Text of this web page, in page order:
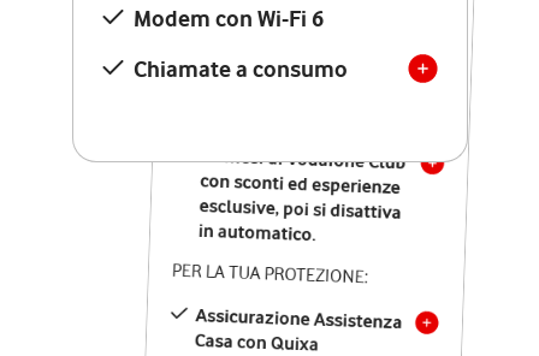
Modem con Wi-Fi 6
Chiamate a consumo
Chiamate illimitate verso
numeri fissi e mobili
nazionali
12 mesi di Vodafone Club
con sconti ed esperienze
esclusive, poi si disattiva
in automatico.
PER LA TUA PROTEZIONE:
Assicurazione Assistenza
Casa con Quixa